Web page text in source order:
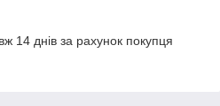
14 днів за рахунок покупця